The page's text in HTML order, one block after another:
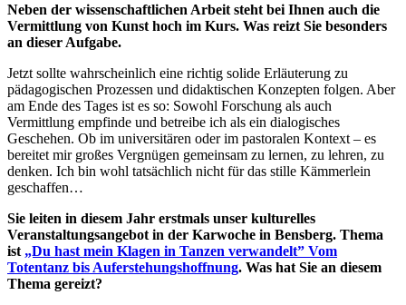
Neben der wissenschaftlichen Arbeit steht bei Ihnen auch die
Vermittlung von Kunst hoch im Kurs. Was reizt Sie besonders
an dieser Aufgabe.
Jetzt sollte wahrscheinlich eine richtig solide Erläuterung zu
pädagogischen Prozessen und didaktischen Konzepten folgen. Aber
am Ende des Tages ist es so: Sowohl Forschung als auch
Vermittlung empfinde und betreibe ich als ein dialogisches
Geschehen. Ob im universitären oder im pastoralen Kontext – es
bereitet mir großes Vergnügen gemeinsam zu lernen, zu lehren, zu
denken. Ich bin wohl tatsächlich nicht für das stille Kämmerlein
geschaffen…
Sie leiten in diesem Jahr erstmals unser kulturelles
Veranstaltungsangebot in der Karwoche in Bensberg. Thema
ist „Du hast mein Klagen in Tanzen verwandelt” Vom
Totentanz bis Auferstehungshoffnung. Was hat Sie an diesem
Thema gereizt?